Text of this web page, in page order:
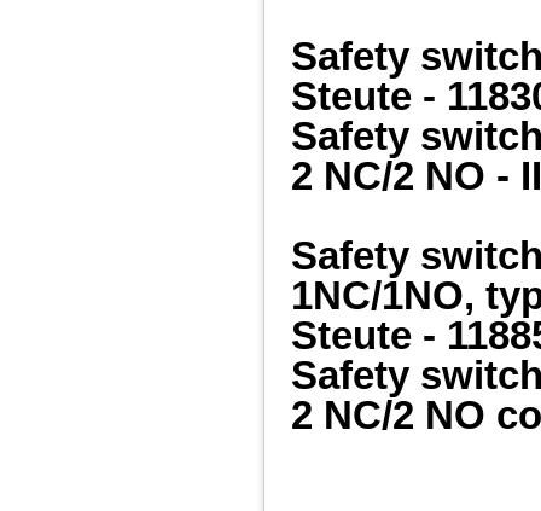
Safety
Steute -
Safety
2 NC/2 NO -
Safety
1NC/1NO,
Steute -
Safety
2 NC/2 NO